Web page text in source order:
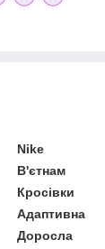
Nike
В'єтнам
Кросівки
Адаптивна
Доросла